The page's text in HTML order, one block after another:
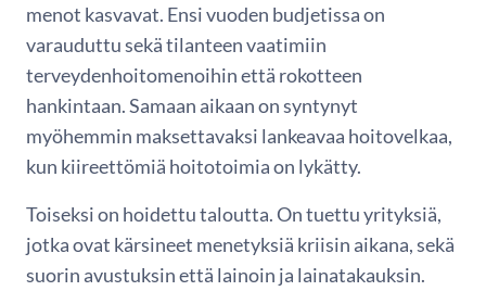
menot kasvavat. Ensi vuoden budjetissa on
varauduttu sekä tilanteen vaatimiin
terveydenhoitomenoihin että rokotteen
hankintaan. Samaan aikaan on syntynyt
myöhemmin maksettavaksi lankeavaa hoitovelkaa,
kun kiireettömiä hoitotoimia on lykätty.
Toiseksi on hoidettu taloutta. On tuettu yrityksiä,
jotka ovat kärsineet menetyksiä kriisin aikana, sekä
suorin avustuksin että lainoin ja lainatakauksin.